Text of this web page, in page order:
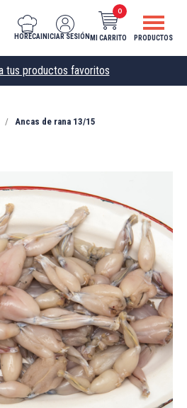
HORECA INICIAR SESIÓN MI CARRITO
0
PRODUCTOS
Ancas de rana 13/15